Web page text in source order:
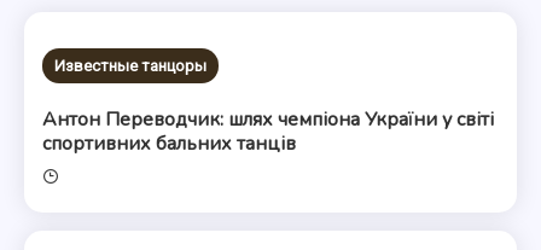
Известные танцоры
Антон Переводчик: шлях чемпіона України у світі
спортивних бальних танців